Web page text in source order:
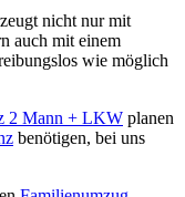
nicht nur mit
auch mit einem
wie möglich
2 Mann + LKW planen
benötigen, bei uns